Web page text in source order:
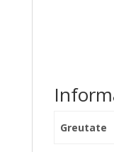
Greutate